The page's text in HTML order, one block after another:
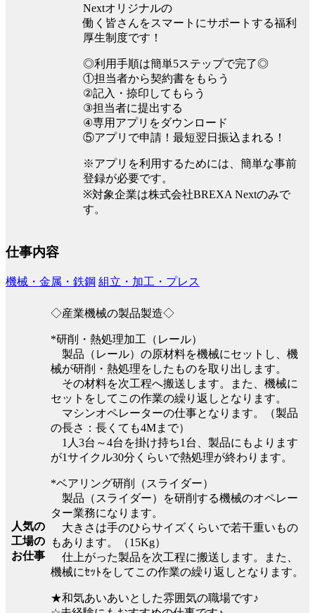
Nextオリジナルの
働く皆さんをスマートにサポートする福利
厚生制度です！
◎利用手順は簡単5ステップで完了◎
①担当者から契約書をもらう
②記入・捺印してもらう
③担当者に提出する
④専用アプリをダウンロード
⑤アプリで申請！最短翌日振込まれる！
※アプリを利用するためには、簡単な事前
登録が必要です。
※対象企業は株式会社BREXA Nextのみで
す。
仕事内容
機械・金属・鉄鋼 組立・加工・プレス
人気の
工場の
お仕事
◇産業機械の製品製造◇
*研削・熱処理加工（レール）
製品（レール）の原材料を機械にセットし、機
械が研削・熱処理をしたものを取り出します。
その材料を次工程へ搬送します。また、機械に
セットをしてこの作業の繰り返しとなります。
マシンオペレーターの仕事となります。（製品
の長さ：長くても4Mまで）
1人3台～4台を掛け持ち1台、製品にもよります
が1サイクル30分くらいで熱処理が終わります。
*ベアリング研削（スライダー）
製品（スライダー）を研削する機械のオペレー
ター業務になります。
大きさは手のひらサイズくらいで若干重いもの
もあります。（15Kg）
仕上がった製品を次工程に搬送します。また、
機械にｾｯﾄをしてこの作業の繰り返しとなります。
★和気あいあいとした雰囲気の職場です♪